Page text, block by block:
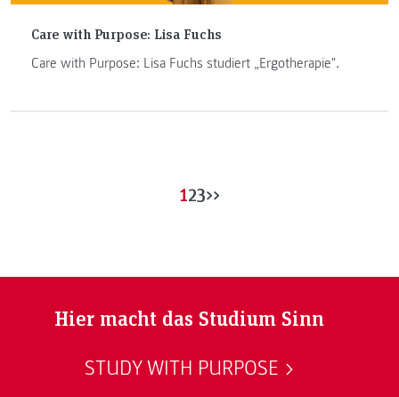
Care with Purpose: Lisa Fuchs
Care with Purpose: Lisa Fuchs studiert „Ergotherapie".
123>>
Hier macht das Studium Sinn
STUDY WITH PURPOSE